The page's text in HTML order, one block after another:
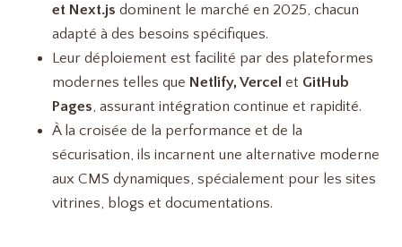
et Next.js dominent le marché en 2025, chacun
adapté à des besoins spécifiques.
Leur déploiement est facilité par des plateformes
modernes telles que Netlify, Vercel et GitHub
Pages, assurant intégration continue et rapidité.
À la croisée de la performance et de la
sécurisation, ils incarnent une alternative moderne
aux CMS dynamiques, spécialement pour les sites
vitrines, blogs et documentations.